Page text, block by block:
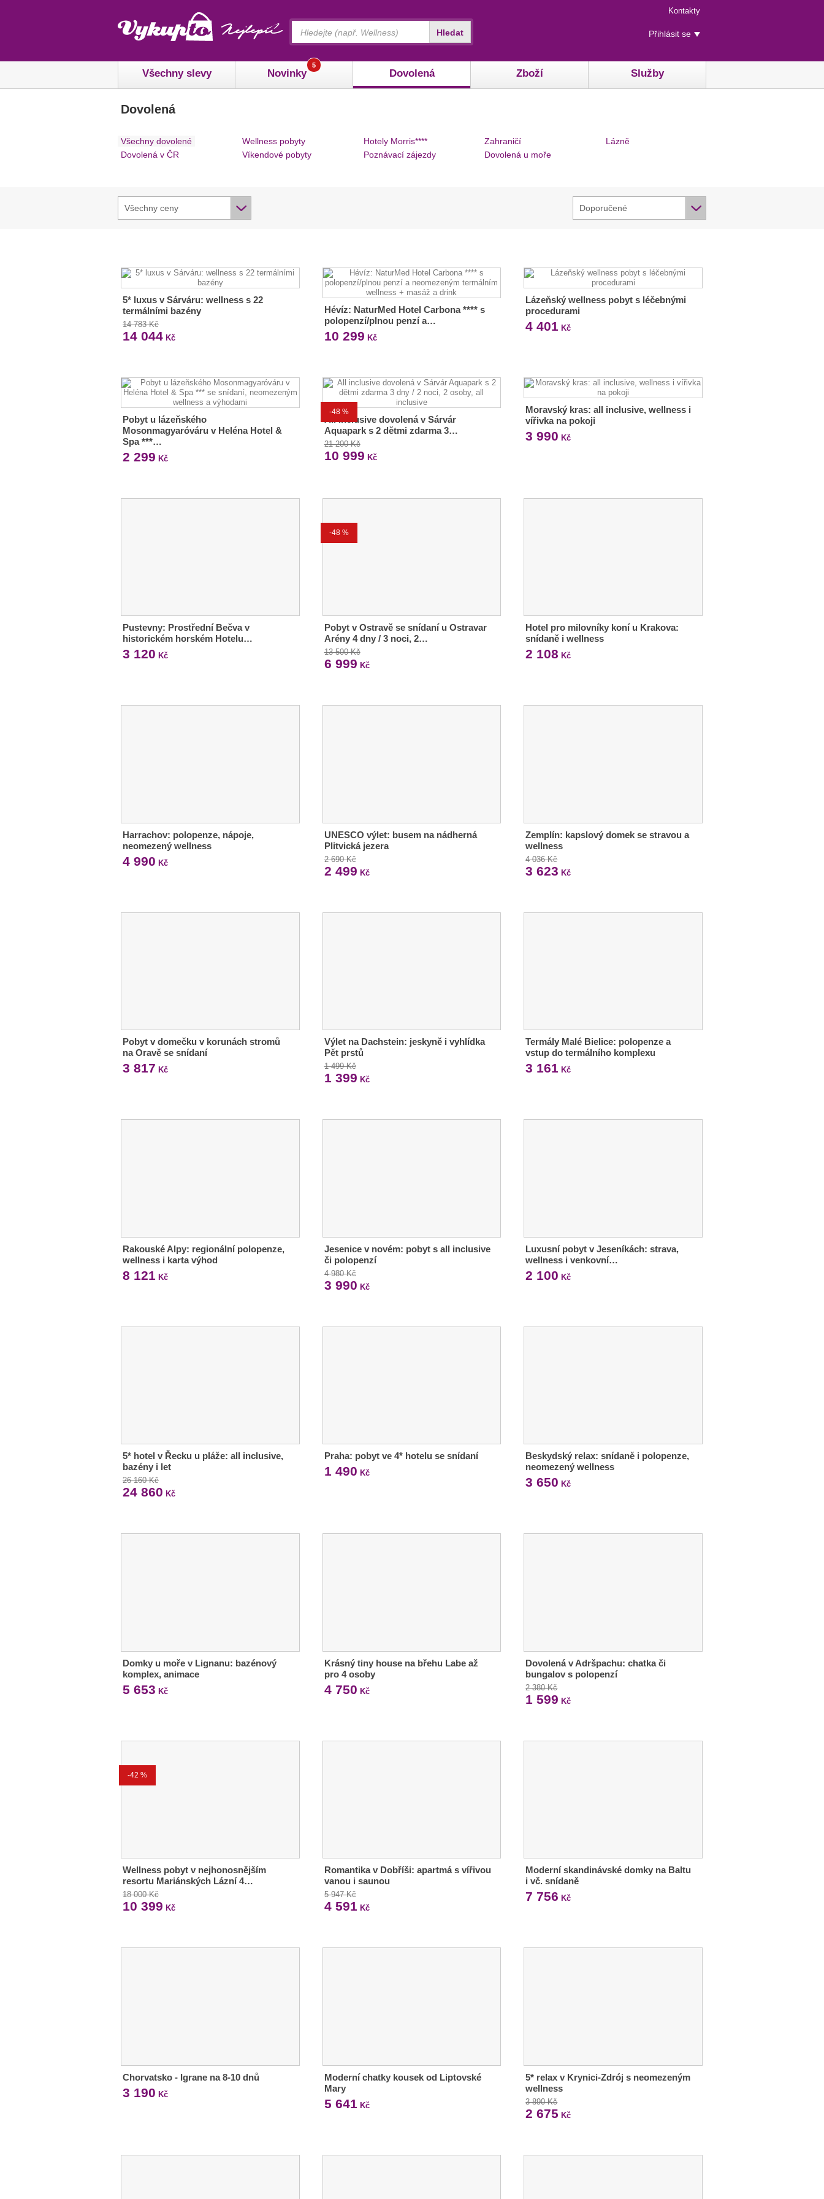
Menu
rychlého
přístupu
Kontakty
Uživatelské
menu
Přihlásit se
Všechny slevy Novinky
5
Dovolená Zboží Služby
Hledat
Dovolená
Všechny dovolené
Dovolená v ČR
Wellness pobyty
Víkendové pobyty
Hotely Morris****
Poznávací zájezdy
Zahraničí
Dovolená u moře
Lázně
Všechny ceny Doporučené
5* luxus v Sárváru: wellness s 22
termálními bazény
14 783 Kč
14 044 Kč
Hévíz: NaturMed Hotel Carbona **** s
polopenzí/plnou penzí a…
10 299 Kč
Lázeňský wellness pobyt s léčebnými
procedurami
4 401 Kč
Pobyt u lázeňského
Mosonmagyaróváru v Heléna Hotel &
Spa ***…
2 299 Kč
-48 %
All inclusive dovolená v Sárvár
Aquapark s 2 dětmi zdarma 3…
21 200 Kč
10 999 Kč
Moravský kras: all inclusive, wellness i
vířivka na pokoji
3 990 Kč
Pustevny: Prostřední Bečva v
historickém horském Hotelu…
3 120 Kč
-48 %
Pobyt v Ostravě se snídaní u Ostravar
Arény 4 dny / 3 noci, 2…
13 500 Kč
6 999 Kč
Hotel pro milovníky koní u Krakova:
snídaně i wellness
2 108 Kč
Harrachov: polopenze, nápoje,
neomezený wellness
4 990 Kč
UNESCO výlet: busem na nádherná
Plitvická jezera
2 690 Kč
2 499 Kč
Zemplín: kapslový domek se stravou a
wellness
4 036 Kč
3 623 Kč
Pobyt v domečku v korunách stromů
na Oravě se snídaní
3 817 Kč
Výlet na Dachstein: jeskyně i vyhlídka
Pět prstů
1 499 Kč
1 399 Kč
Termály Malé Bielice: polopenze a
vstup do termálního komplexu
3 161 Kč
Rakouské Alpy: regionální polopenze,
wellness i karta výhod
8 121 Kč
Jesenice v novém: pobyt s all inclusive
či polopenzí
4 980 Kč
3 990 Kč
Luxusní pobyt v Jeseníkách: strava,
wellness i venkovní…
2 100 Kč
5* hotel v Řecku u pláže: all inclusive,
bazény i let
26 160 Kč
24 860 Kč
Praha: pobyt ve 4* hotelu se snídaní
1 490 Kč
Beskydský relax: snídaně i polopenze,
neomezený wellness
3 650 Kč
Domky u moře v Lignanu: bazénový
komplex, animace
5 653 Kč
Krásný tiny house na břehu Labe až
pro 4 osoby
4 750 Kč
Dovolená v Adršpachu: chatka či
bungalov s polopenzí
2 380 Kč
1 599 Kč
-42 %
Wellness pobyt v nejhonosnějším
resortu Mariánských Lázní 4…
18 000 Kč
10 399 Kč
Romantika v Dobříši: apartmá s vířivou
vanou i saunou
5 947 Kč
4 591 Kč
Moderní skandinávské domky na Baltu
i vč. snídaně
7 756 Kč
Chorvatsko - Igrane na 8-10 dnů
3 190 Kč
Moderní chatky kousek od Liptovské
Mary
5 641 Kč
5* relax v Krynici-Zdrój s neomezeným
wellness
3 890 Kč
2 675 Kč